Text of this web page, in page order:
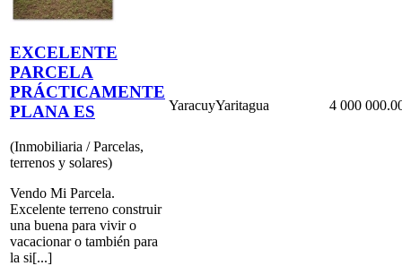
EXCELENTE
PARCELA
PRÁCTICAMENTE
PLANA ES
(Inmobiliaria / Parcelas,
terrenos y solares)
Vendo Mi Parcela.
Excelente terreno construir
una buena para vivir o
vacacionar o también para
la si[...]
YaracuyYaritagua 4 000